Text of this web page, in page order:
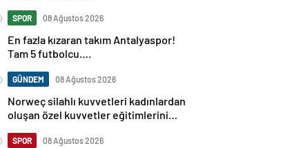
SPOR 08 Ağustos 2026
En fazla kızaran takım Antalyaspor!
Tam 5 futbolcu….
GÜNDEM 08 Ağustos 2026
Norweç silahlı kuvvetleri kadınlardan
oluşan özel kuvvetler eğitimlerini
SPOR 08 Ağustos 2026